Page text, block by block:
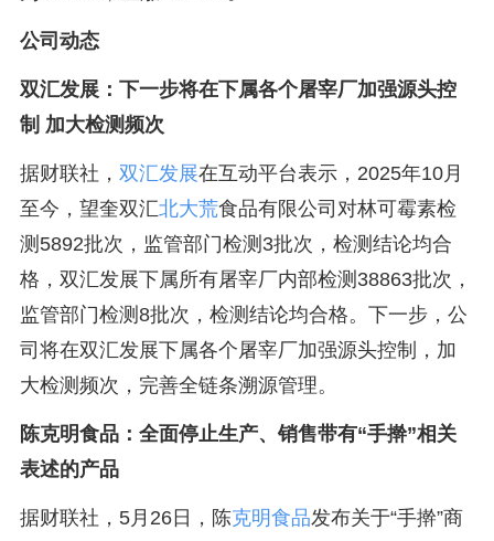
公司动态
双汇发展：下一步将在下属各个屠宰厂加强源头控
制 加大检测频次
据财联社， 双汇发展在互动平台表示，2025年10月
至今，望奎双汇北大荒食品有限公司对林可霉素检
测5892批次，监管部门检测3批次，检测结论均合
格，双汇发展下属所有屠宰厂内部检测38863批次，
监管部门检测8批次，检测结论均合格。下一步，公
司将在双汇发展下属各个屠宰厂加强源头控制，加
大检测频次，完善全链条溯源管理。
陈克明食品：全面停止生产、销售带有“手擀”相关
表述的产品
据财联社，5月26日，陈克明食品发布关于“手擀”商